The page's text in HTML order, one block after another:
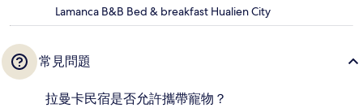
Lamanca B&B Bed & breakfast Hualien City
常見問題
拉曼卡民宿是否允許攜帶寵物？